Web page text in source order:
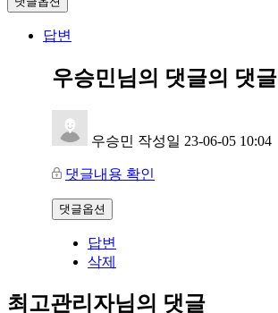
답변
우승민님의 댓글의 댓글
우승민 작성일 23-06-05 10:04
댓글내용 확인
댓글옵션
답변
삭제
최고관리자님의 댓글